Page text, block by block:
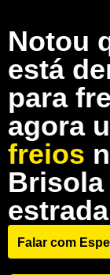
Notou
está
para
agora
freios
Falar com